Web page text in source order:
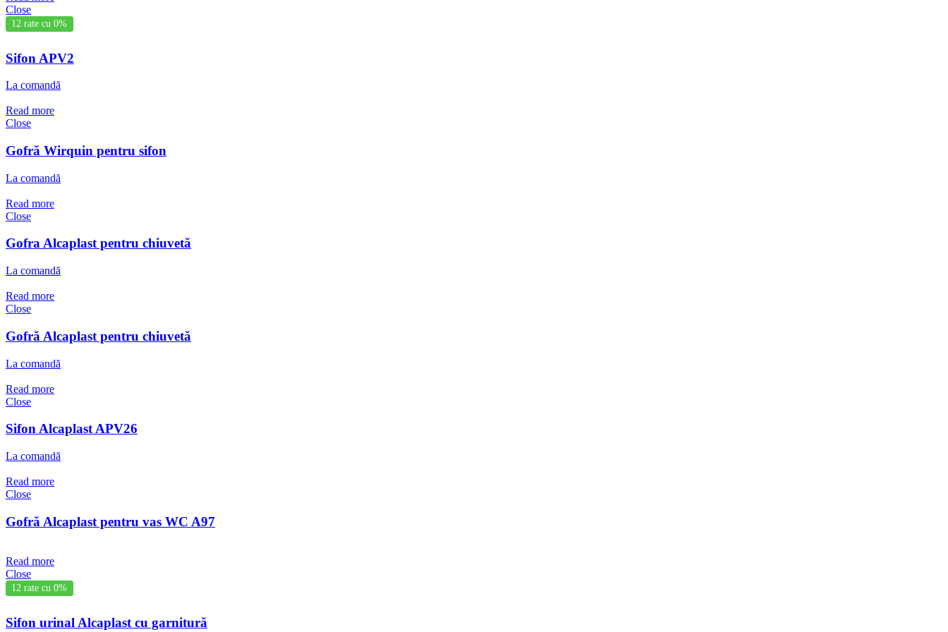
Close
12 rate cu 0%
Sifon APV2
La comandă
Read more
Close
Gofră Wirquin pentru sifon
La comandă
Read more
Close
Gofra Alcaplast pentru chiuvetă
La comandă
Read more
Close
Gofră Alcaplast pentru chiuvetă
La comandă
Read more
Close
Sifon Alcaplast APV26
La comandă
Read more
Close
Gofră Alcaplast pentru vas WC A97
Read more
Close
12 rate cu 0%
Sifon urinal Alcaplast cu garnitură